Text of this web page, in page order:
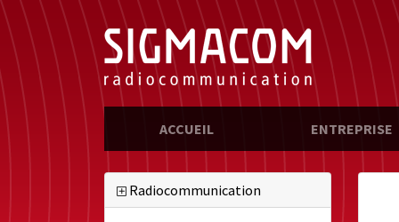
ACCUEIL ENTREPRISE
Radiocommunication